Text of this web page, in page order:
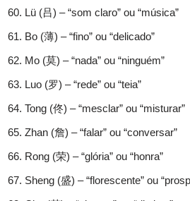
Lü (吕) – “som claro” ou “música”
Bo (薄) – “fino” ou “delicado”
Mo (莫) – “nada” ou “ninguém”
Luo (罗) – “rede” ou “teia”
Tong (佟) – “mesclar” ou “misturar”
Zhan (詹) – “falar” ou “conversar”
Rong (荣) – “glória” ou “honra”
Sheng (盛) – “florescente” ou